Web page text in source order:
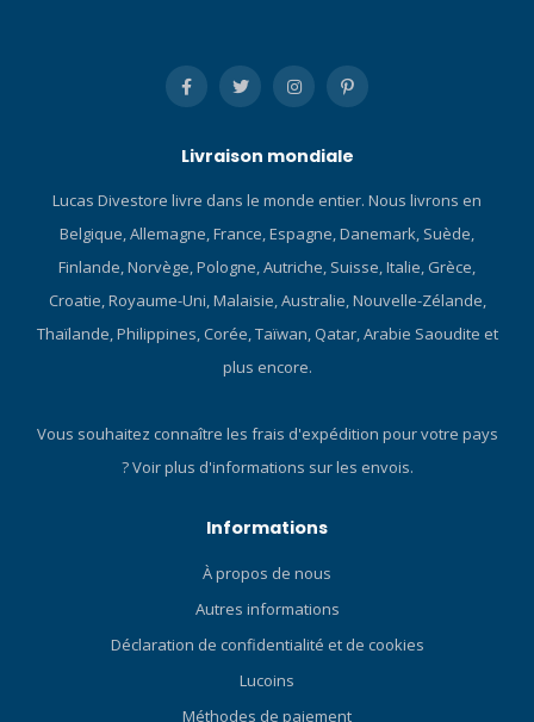
Livraison mondiale
Lucas Divestore livre dans le monde entier. Nous livrons en
Belgique, Allemagne, France, Espagne, Danemark, Suède,
Finlande, Norvège, Pologne, Autriche, Suisse, Italie, Grèce,
Croatie, Royaume-Uni, Malaisie, Australie, Nouvelle-Zélande,
Thaïlande, Philippines, Corée, Taïwan, Qatar, Arabie Saoudite et
plus encore.
Vous souhaitez connaître les frais d'expédition pour votre pays
?Voir plus d'informations sur les envois.
Informations
À propos de nous
Autres informations
Déclaration de confidentialité et de cookies
Lucoins
Méthodes de paiement